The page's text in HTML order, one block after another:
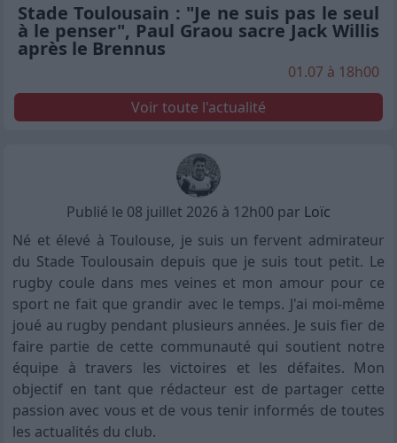
Stade Toulousain : "Je ne suis pas le seul
à le penser", Paul Graou sacre Jack Willis
après le Brennus
01.07 à 18h00
Voir toute l'actualité
Publié le 08 juillet 2026 à 12h00 par Loïc
Né et élevé à Toulouse, je suis un fervent admirateur
du Stade Toulousain depuis que je suis tout petit. Le
rugby coule dans mes veines et mon amour pour ce
sport ne fait que grandir avec le temps. J'ai moi-même
joué au rugby pendant plusieurs années. Je suis fier de
faire partie de cette communauté qui soutient notre
équipe à travers les victoires et les défaites. Mon
objectif en tant que rédacteur est de partager cette
passion avec vous et de vous tenir informés de toutes
les actualités du club.